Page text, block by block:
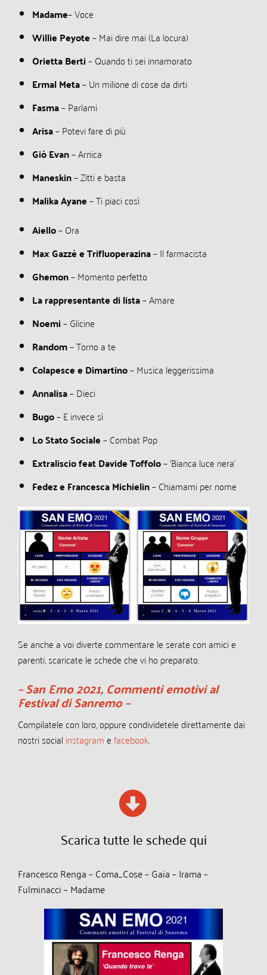
Madame– Voce
Willie Peyote– Mai dire mai (La locura)
Orietta Berti– Quando ti sei innamorato
Ermal Meta– Un milione di cose da dirti
Fasma– Parlami
Arisa– Potevi fare di più
Giò Evan– Arnica
Maneskin– Zitti e basta
Malika Ayane– Ti piaci così
Aiello– Ora
Max Gazzè e Trifluoperazina– Il farmacista
Ghemon– Momento perfetto
La rappresentante di lista– Amare
Noemi– Glicine
Random– Torno a te
Colapesce e Dimartino– Musica leggerissima
Annalisa– Dieci
Bugo– E invece sì
Lo Stato Sociale– Combat Pop
Extraliscio feat Davide Toffolo– ‘Bianca luce nera’
Fedez e Francesca Michielin– Chiamami per nome
Se anche a voi diverte commentare le serate con amici e
parenti, scaricate le schede che vi ho preparato.
–San Emo 2021, Commenti emotivi al
Festival di Sanremo–
Compilatele con loro, oppure condividetele direttamente dai
nostri social instagramefacebook.
Scarica tutte le schede qui
Francesco Renga – Coma_Cose – Gaia – Irama –
Fulminacci – Madame